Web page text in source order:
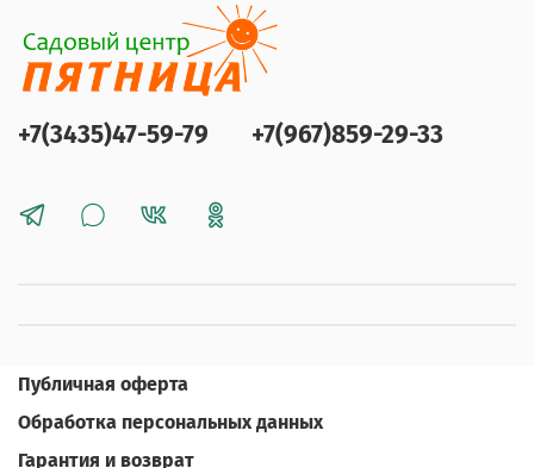
+7(3435)47-59-79 +7(967)859-29-33
Публичная оферта
Обработка персональных данных
Гарантия и возврат